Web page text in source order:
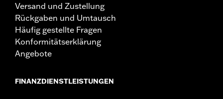
Versand und Zustellung
Rückgaben und Umtausch
Häufig gestellte Fragen
Konformitätserklärung
Angebote
FINANZDIENSTLEISTUNGEN